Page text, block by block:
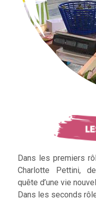
Dans les premiers
Charlotte Pettini,
quête d’une vie
Dans les seconds